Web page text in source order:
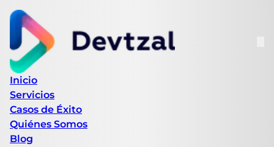
Inicio
Servicios
Casos de Éxito
Quiénes Somos
Blog